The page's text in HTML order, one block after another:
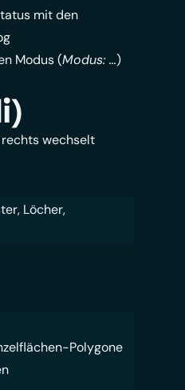
mit den
Modus (Modus: …)
wechselt
Löcher,
Polygone